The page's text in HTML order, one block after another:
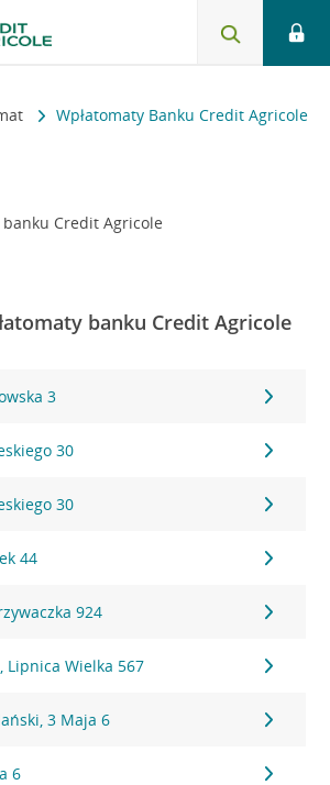
Wpłatomaty Banku Credit Agricole
Credit Agricole
banku Credit Agricole
3
30
30
44
924
Lipnica Wielka 567
3 Maja 6
6